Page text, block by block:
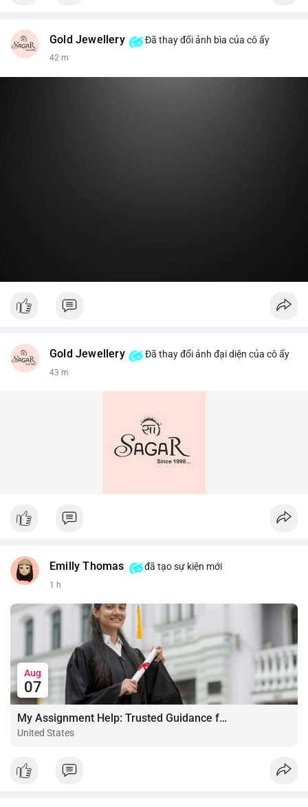
Gold Jewellery Đã thay đổi ảnh bìa của cô ấy
42 m
Gold Jewellery Đã thay đổi ảnh đại diện của cô ấy
43 m
Emilly Thomas đã tạo sự kiện mới
1 h
Aug
07
My Assignment Help: Trusted Guidance for Academic Excellence
United States